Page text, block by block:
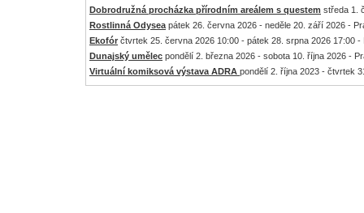
Dobrodružná procházka přírodním areálem s questem středa 1.
Rostlinná Odysea pátek 26. června 2026 - neděle 20. září 2026 -
Ekofór čtvrtek 25. června 2026 10:00 - pátek 28. srpna 2026 17:00 -
Dunajský umělec pondělí 2. března 2026 - sobota 10. října 2026 -
Virtuální komiksová výstava ADRA pondělí 2. října 2023 - čtvrtek